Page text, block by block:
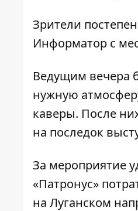
Зрители
Информатор с
Ведущим вечера
нужную
каверы. После
на последок
За мероприятие
«Патронус»
на Луганском